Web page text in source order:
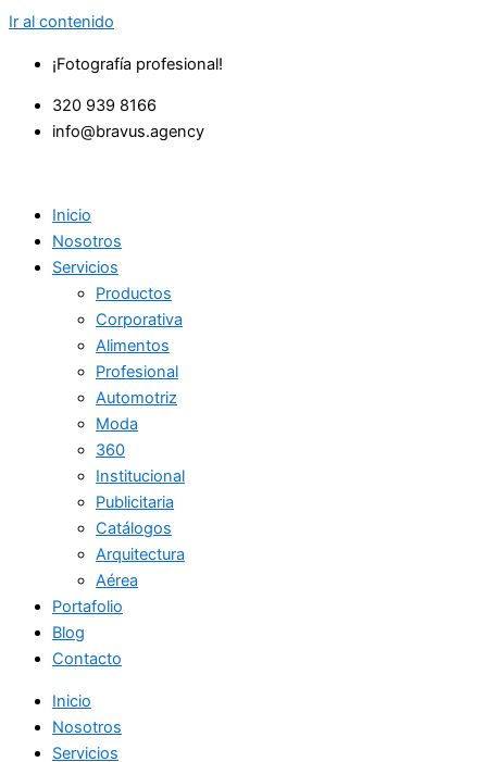
Ir al contenido
¡Fotografía profesional!
320 939 8166
info@bravus.agency
Inicio
Nosotros
Servicios
Productos
Corporativa
Alimentos
Profesional
Automotriz
Moda
360
Institucional
Publicitaria
Catálogos
Arquitectura
Aérea
Portafolio
Blog
Contacto
Inicio
Nosotros
Servicios